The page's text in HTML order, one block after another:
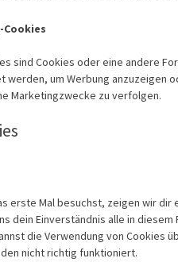
Cookies
sind Cookies oder eine andere
um Werbung anzuzeigen
Marketingzwecke zu verfolgen.
erste Mal besuchst, zeigen wir dir
dein Einverständnis alle in
die Verwendung von
nicht richtig funktioniert.